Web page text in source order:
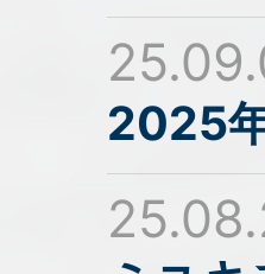
2025